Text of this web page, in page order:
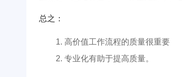
总之：
高价值工作流程的质量很重要
专业化有助于提高质量。